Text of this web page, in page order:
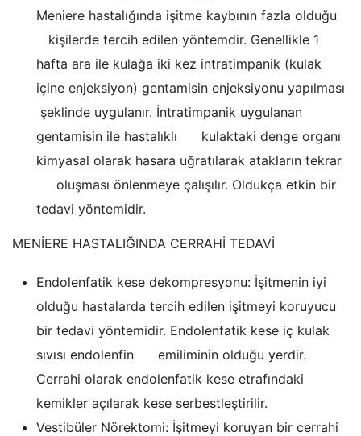
Meniere hastalığında işitme kaybının fazla olduğu
kişilerde tercih edilen yöntemdir. Genellikle 1
hafta ara ile kulağa iki kez intratimpanik (kulak
içine enjeksiyon) gentamisin enjeksiyonu yapılması
şeklinde uygulanır. İntratimpanik uygulanan
gentamisin ile hastalıklı kulaktaki denge organı
kimyasal olarak hasara uğratılarak atakların tekrar
oluşması önlenmeye çalışılır. Oldukça etkin bir
tedavi yöntemidir.
MENİERE HASTALIĞINDA CERRAHİ TEDAVİ
Endolenfatik kese dekompresyonu: İşitmenin iyi
olduğu hastalarda tercih edilen işitmeyi koruyucu
bir tedavi yöntemidir. Endolenfatik kese iç kulak
sıvısı endolenfin emiliminin olduğu yerdir.
Cerrahi olarak endolenfatik kese etrafındaki
kemikler açılarak kese serbestleştirilir.
Vestibüler Nörektomi: İşitmeyi koruyan bir cerrahi